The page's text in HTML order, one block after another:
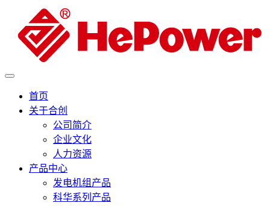
首页
关于合创
公司简介
企业文化
人力资源
产品中心
发电机组产品
科华系列产品